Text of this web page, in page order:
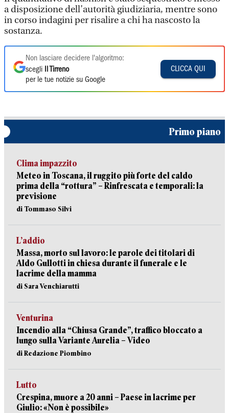
a disposizione dell’autorità giudiziaria, mentre sono
in corso indagini per risalire a chi ha nascosto la
sostanza.
Non lasciare decidere l'algoritmo:
scegli
Il Tirreno
per le tue notizie su Google
CLICCA QUI
Primo piano
Clima impazzito
Meteo in Toscana, il ruggito più forte del caldo
prima della “rottura” – Rinfrescata e temporali: la
previsione
di Tommaso Silvi
L’addio
Massa, morto sul lavoro: le parole dei titolari di
Aldo Gullotti in chiesa durante il funerale e le
lacrime della mamma
di Sara Venchiarutti
Venturina
Incendio alla “Chiusa Grande”, traffico bloccato a
lungo sulla Variante Aurelia – Video
di Redazione Piombino
Lutto
Crespina, muore a 20 anni – Paese in lacrime per
Giulio: «Non è possibile»